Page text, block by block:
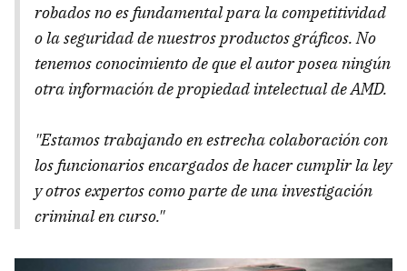
robados no es fundamental para la competitividad
o la seguridad de nuestros productos gráficos. No
tenemos conocimiento de que el autor posea ningún
otra información de propiedad intelectual de AMD.
"Estamos trabajando en estrecha colaboración con
los funcionarios encargados de hacer cumplir la ley
y otros expertos como parte de una investigación
criminal en curso."